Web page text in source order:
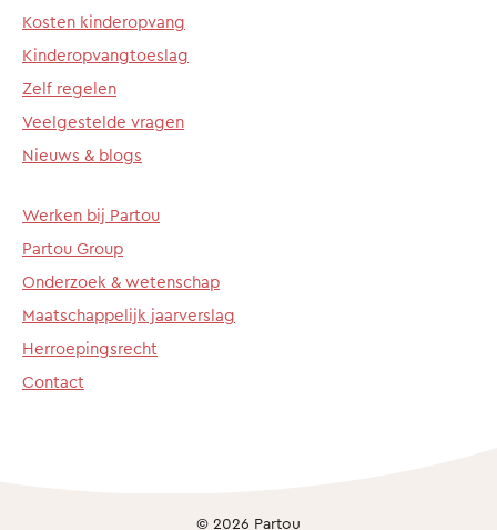
Kosten kinderopvang
Kinderopvangtoeslag
Zelf regelen
Veelgestelde vragen
Nieuws & blogs
Werken bij Partou
Partou Group
Onderzoek & wetenschap
Maatschappelijk jaarverslag
Herroepingsrecht
Contact
© 2026 Partou